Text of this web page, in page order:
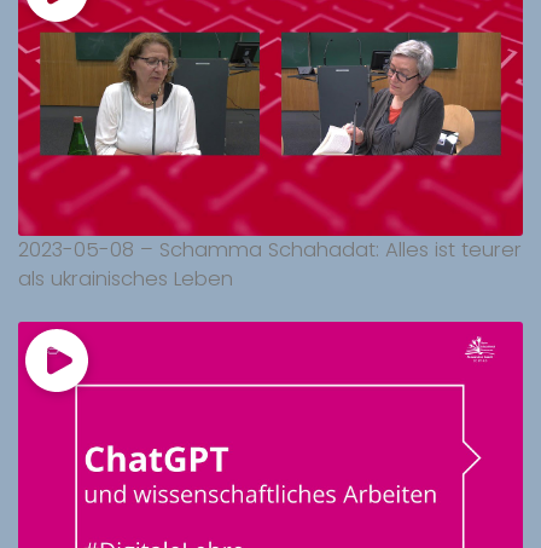
2023-05-08 – Schamma Schahadat: Alles ist teurer
als ukrainisches Leben